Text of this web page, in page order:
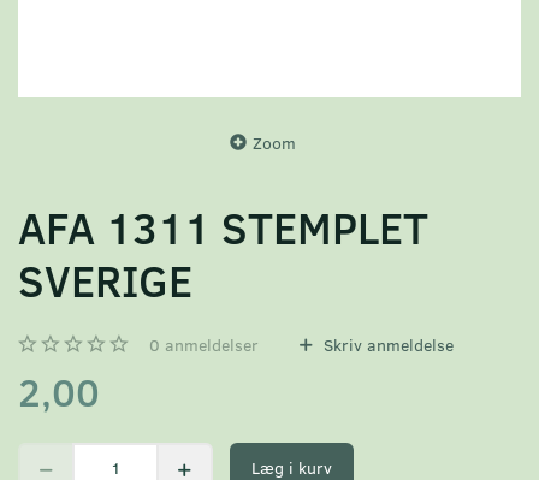
Zoom
AFA 1311 STEMPLET
SVERIGE
0 anmeldelser Skriv anmeldelse
2,00
Læg i kurv